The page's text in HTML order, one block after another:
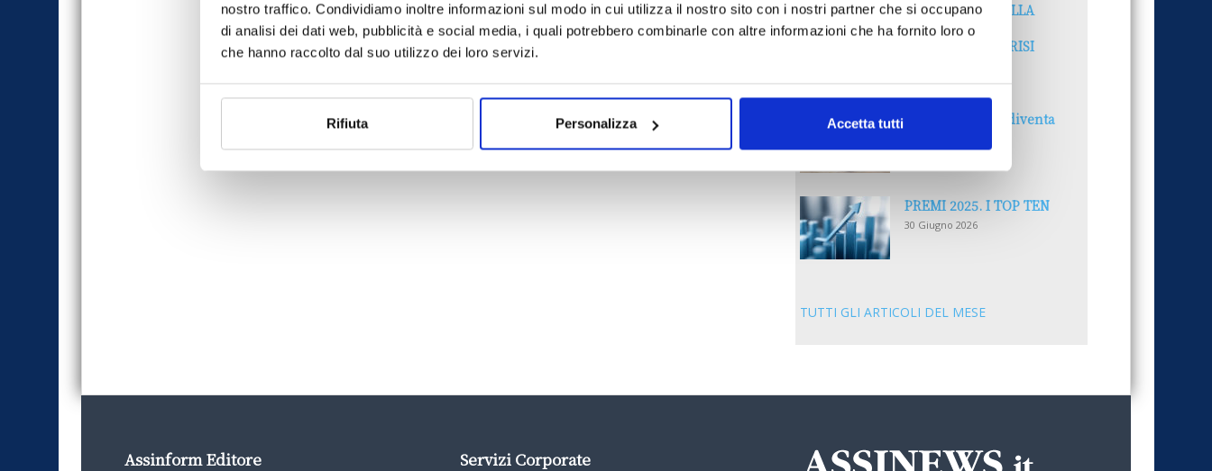
nostro traffico. Condividiamo inoltre informazioni sul modo in cui utilizza il nostro sito con i nostri partner che si occupano
di analisi dei dati web, pubblicità e social media, i quali potrebbero combinarle con altre informazioni che ha fornito loro o
che hanno raccolto dal suo utilizzo dei loro servizi.
Rifiuta Personalizza Accetta tutti
LA GESTIONE DELLA
REPUTAZIONE.
RECENSIONI E CRISI
30 Giugno 2026
Il “Modulo CAI” diventa
PREMI 2025. I TOP TEN
30 Giugno 2026
TUTTI GLI ARTICOLI DEL MESE
Assinform Editore Servizi Corporate